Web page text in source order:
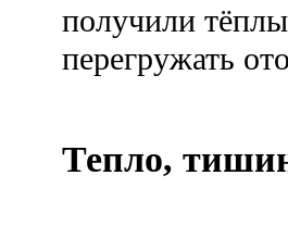
получили
перегружать
Тепло,